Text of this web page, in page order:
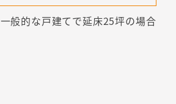
一般的な戸建てで延床25坪の場合